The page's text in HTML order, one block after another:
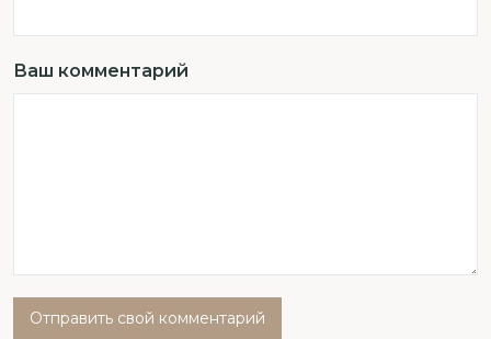
Ваш комментарий
Отправить свой комментарий